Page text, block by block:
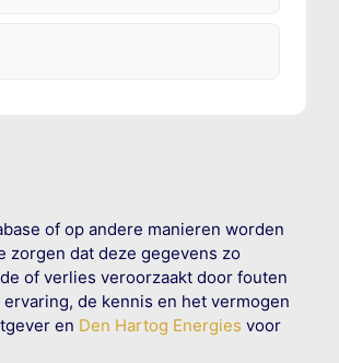
of op andere manieren worden
zorgen dat deze gegevens zo
of verlies veroorzaakt door fouten
de kennis en het vermogen
en Den Hartog Energies voor